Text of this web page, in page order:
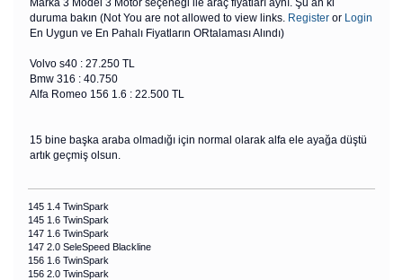
duruma bakın (Not You are not allowed to view links. Register or Login
En Uygun ve En Pahalı Fiyatların ORtalaması Alındı)
Volvo s40 : 27.250 TL
Bmw 316 : 40.750
Alfa Romeo 156 1.6 : 22.500 TL
15 bine başka araba olmadığı için normal olarak alfa ele ayağa düştü
artık geçmiş olsun.
145 1.4 TwinSpark
145 1.6 TwinSpark
147 1.6 TwinSpark
147 2.0 SeleSpeed Blackline
156 1.6 TwinSpark
156 2.0 TwinSpark